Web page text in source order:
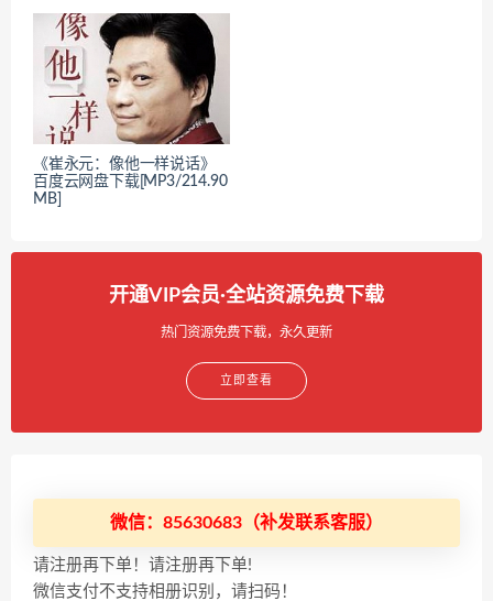
《崔永元：像他一样说话》
百度云网盘下载[MP3/214.90
MB]
开通VIP会员·全站资源免费下载
热门资源免费下载，永久更新
立即查看
微信：85630683（补发联系客服）
请注册再下单！请注册再下单!
微信支付不支持相册识别，请扫码！